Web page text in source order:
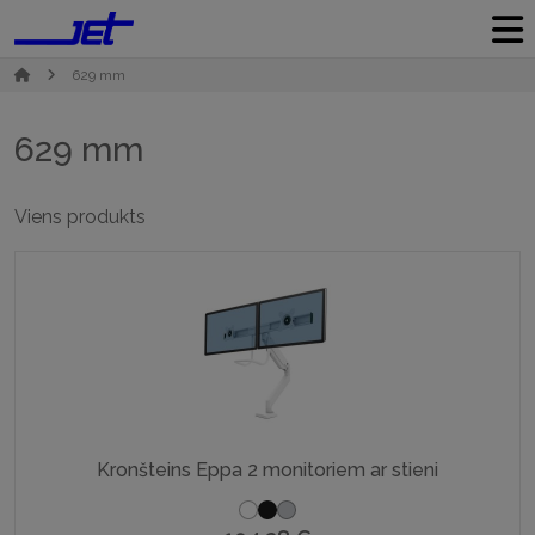
629 mm
629 mm
Viens produkts
Kronšteins Eppa 2 monitoriem ar stieni